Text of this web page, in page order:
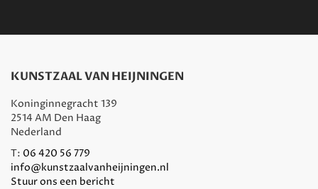
KUNSTZAAL VAN HEIJNINGEN
Koninginnegracht 139
2514 AM Den Haag
Nederland
T: 06 420 56 779
info@kunstzaalvanheijningen.nl
Stuur ons een bericht